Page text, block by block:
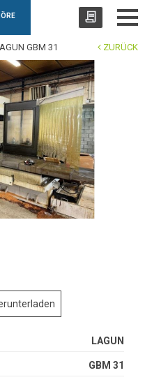
ZURÜCK
GBM 31
LAGUN
GBM 31